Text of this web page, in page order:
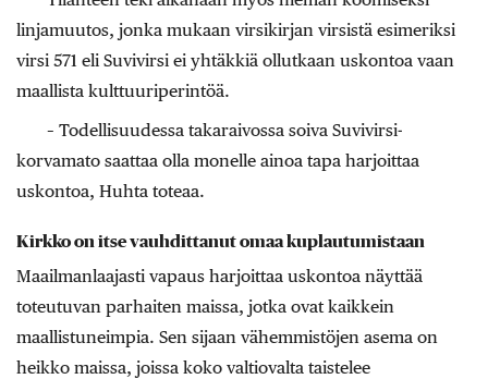
linjamuutos, jonka mukaan virsikirjan virsistä esimeriksi
virsi 571 eli Suvivirsi ei yhtäkkiä ollutkaan uskontoa vaan
maallista kulttuuri­perintöä.
– Todellisuudessa takaraivossa soiva Suvivirsi-
korvamato saattaa olla monelle ainoa tapa harjoittaa
uskontoa, Huhta toteaa.
Kirkko on itse vauhdittanut omaa kuplautumistaan
Maailmanlaajasti vapaus harjoittaa uskontoa näyttää
toteutuvan parhaiten maissa, jotka ovat kaikkein
maallistuneimpia. Sen sijaan vähemmistöjen asema on
heikko maissa, joissa koko valtiovalta taistelee